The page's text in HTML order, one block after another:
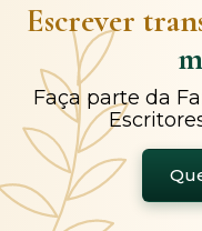
Escrever
Faça parte da